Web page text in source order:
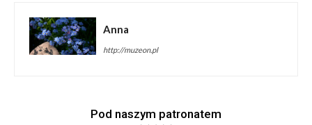
Anna
http://muzeon.pl
Pod naszym patronatem